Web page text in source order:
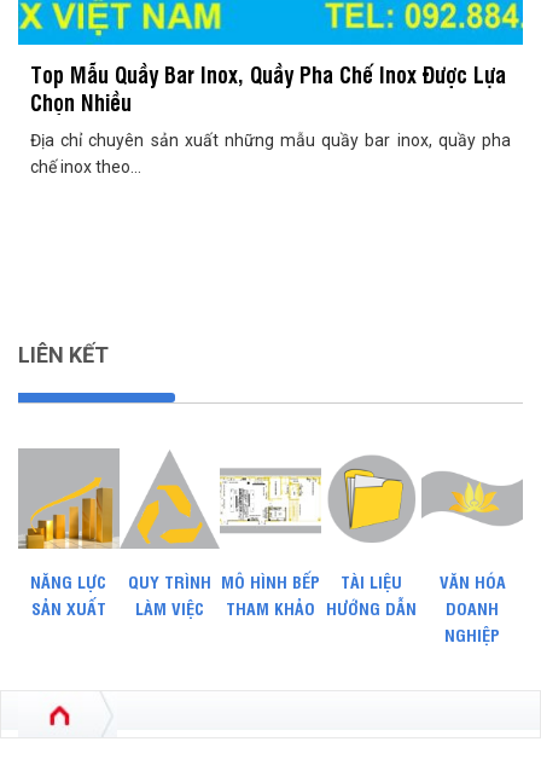
Top Mẫu Quầy Bar Inox, Quầy Pha Chế Inox Được Lựa
Chọn Nhiều
Địa chỉ chuyên sản xuất những mẫu quầy bar inox, quầy pha
chế inox theo...
LIÊN KẾT
NĂNG LỰC
SẢN XUẤT
QUY TRÌNH
LÀM VIỆC
MÔ HÌNH BẾP
THAM KHẢO
TÀI LIỆU
HƯỚNG DẪN
VĂN HÓA
DOANH
NGHIỆP